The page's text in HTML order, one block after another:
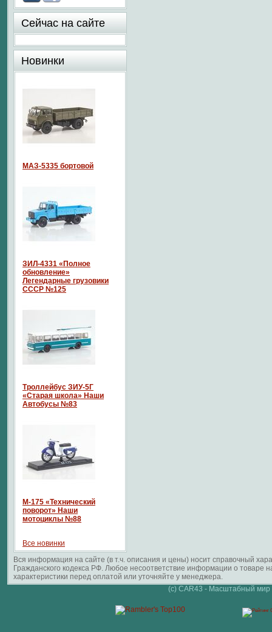
Сейчас на сайте
Новинки
МАЗ-5335 бортовой
ЗИЛ-4331 «Полное
обновление»
Легендарные грузовики
СССР №125
Троллейбус ЗИУ-5Г
«Старая школа» Наши
Автобусы №83
М-175 «Технический
поворот» Наши
мотоциклы №88
Все новинки
Вся информация на сайте (в т.ч. описания и цены) носит справочный
Гражданского кодекса РФ. Любое несоответствие информации о
характеристики перед оплатой или уточняйте у менеджера.
(c) CAR43 - Масштабный мир